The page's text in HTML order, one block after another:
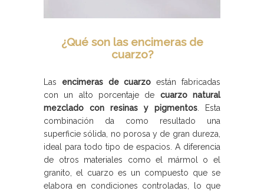
¿Qué son las encimeras de
cuarzo?
Las encimeras de cuarzo están fabricadas
con un alto porcentaje de cuarzo natural
mezclado con resinas y pigmentos . Esta
combinación da como resultado una
superficie sólida, no porosa y de gran dureza,
ideal para todo tipo de espacios. A diferencia
de otros materiales como el mármol o el
granito, el cuarzo es un compuesto que se
elabora en condiciones controladas, lo que